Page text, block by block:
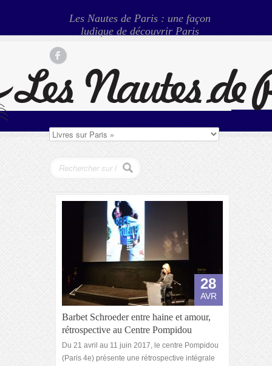
Les Nautes de Paris : une façon
ludique de découvrir Paris
28
AVR
Barbet Schroeder entre haine et amour,
rétrospective au Centre Pompidou
Du 21 avril au 11 juin 2017, le centre Pompidou
(Paris 4e) présente une rétrospective intégrale